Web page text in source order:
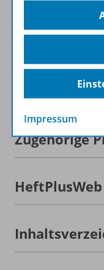
Zugehörige
HeftPlusWeb
Impressum